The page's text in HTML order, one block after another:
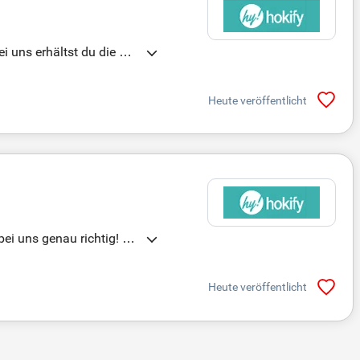
uns erhältst du die Mö
planbaren Arbeits
Gestalte die Zukunft d
Heute veröffentlicht
uns genau richtig! Wi
jeder Patient eine Stu
im Taunus und s
Heute veröffentlicht